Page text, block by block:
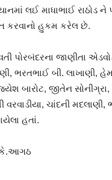
લઈ માધાભાઈ રાઠોડ
કરવાનો હુકમ કરેલ છે.
પોરબંદરના જાણીતા
ભરતભાઈ બી. લાખાણી,
બારોટ, જીતેન સોનીગ્રા,
ચાંદની મદલાણી,
હતાં.
કે.આગઠ